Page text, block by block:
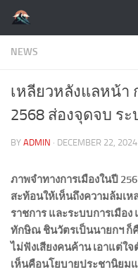
Skip to content
NEWS
เหลียวหลังแลหน้า
2568 ส่องจุดจบ ร
BY ADMIN · DECEMBER 22, 2024
ภาพจำทางการเมืองในปี
สะท้อนให้เห็นถึงความล้มเ
ราชการ และระบบการเมือง
ทักษิณ ชินวัตรเป็นนายกฯ ก็
ไม่ฟังเสียงคนค้าน เอาแต่ใ
เห็นคือนโยบายประชานิยม